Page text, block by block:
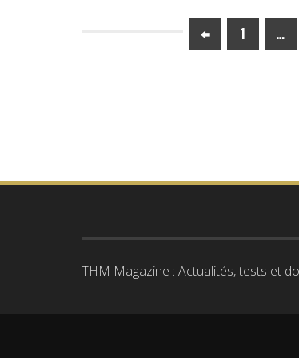
1 …
THM Magazine : Actualités, tests et